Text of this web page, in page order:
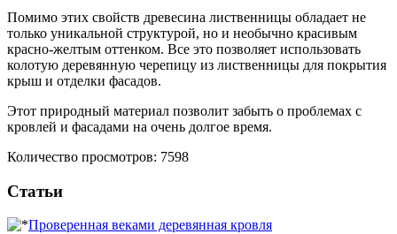
Помимо этих свойств древесина лиственницы обладает не
только уникальной структурой, но и необычно красивым
красно-желтым оттенком. Все это позволяет использовать
колотую деревянную черепицу из лиственницы для покрытия
крыш и отделки фасадов.
Этот природный материал позволит забыть о проблемах с
кровлей и фасадами на очень долгое время.
Количество просмотров: 7598
Статьи
Проверенная веками деревянная кровля